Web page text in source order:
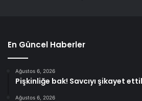
En Güncel Haberler
Ağustos 6, 2026
Pişkinliğe bak! Savcıyı şikayet
Ağustos 6, 2026